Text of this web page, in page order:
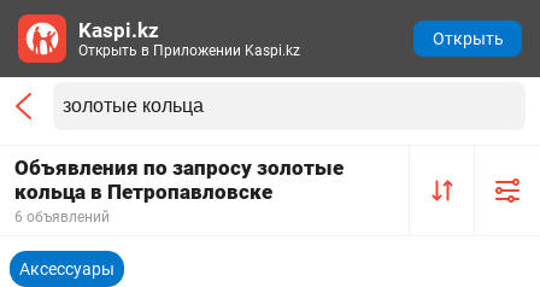
Объявления по запросу золотые
кольца в Петропавловске
6 объявлений
Аксессуары
Kaspi.kz
Открыть в Приложении Kaspi.kz
Открыть